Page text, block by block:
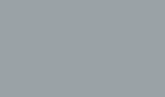
persönliche Aspekte, die sich auf eine
zu bewerten, insbesondere, um